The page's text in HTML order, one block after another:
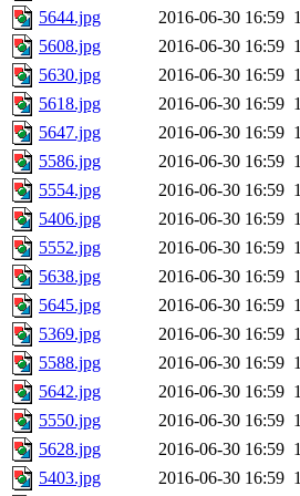
5644.jpg
2016-06-30 16:59
5608.jpg
2016-06-30 16:59
5630.jpg
2016-06-30 16:59
5618.jpg
2016-06-30 16:59
5647.jpg
2016-06-30 16:59
5586.jpg
2016-06-30 16:59
5554.jpg
2016-06-30 16:59
5406.jpg
2016-06-30 16:59
5552.jpg
2016-06-30 16:59
5638.jpg
2016-06-30 16:59
5645.jpg
2016-06-30 16:59
5369.jpg
2016-06-30 16:59
5588.jpg
2016-06-30 16:59
5642.jpg
2016-06-30 16:59
5550.jpg
2016-06-30 16:59
5628.jpg
2016-06-30 16:59
5403.jpg
2016-06-30 16:59